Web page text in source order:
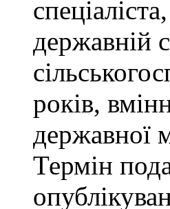
державній
років,
державної
Термін